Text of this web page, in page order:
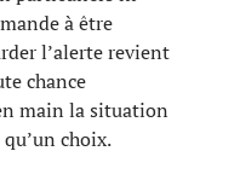
à être
l’alerte revient
chance
main la situation
choix.